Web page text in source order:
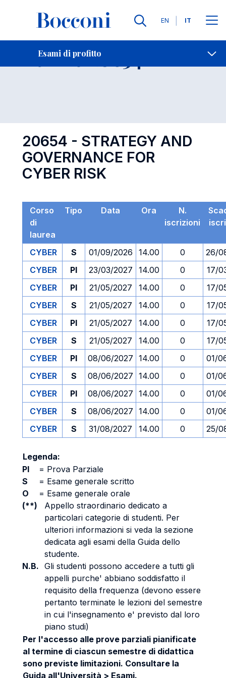
Lingue
EN IT
Esami di profitto
Contatti
Esame 20654 Open
20654 - STRATEGY AND
GOVERNANCE FOR
CYBER RISK
Corso
di
laurea
Tipo Data Ora
N.
iscrizioni
CYBER S 01/09/2026 14.00 0
26/
CYBER
PI 23/03/2027 14.00 0
17/
CYBER
PI 21/05/2027 14.00 0
17/
CYBER
S 21/05/2027 14.00 0
17/
CYBER
PI 21/05/2027 14.00 0
17/
CYBER
S 21/05/2027 14.00 0
17/
CYBER
PI 08/06/2027 14.00 0
01/
CYBER
S 08/06/2027 14.00 0
01/
CYBER
PI 08/06/2027 14.00 0
01/
CYBER
S 08/06/2027 14.00 0
01/
CYBER
S 31/08/2027 14.00 0 25/
Legenda:
PI
= Prova Parziale
S
= Esame generale scritto
O
= Esame generale orale
(**)
Appello straordinario dedicato a
particolari categorie di studenti. Per
ulteriori informazioni si veda la sezione
dedicata agli esami della Guida dello
studente.
N.B. Gli studenti possono accedere a tutti gli
appelli purche' abbiano soddisfatto il
requisito della frequenza (devono essere
pertanto terminate le lezioni del semestre
in cui l'insegnamento e' previsto dal loro
piano studi)
Per l'accesso alle prove parziali pianificate
al termine di ciascun semestre di didattica
sono previste limitazioni. Consultare la
Guida all'Università > Esami.